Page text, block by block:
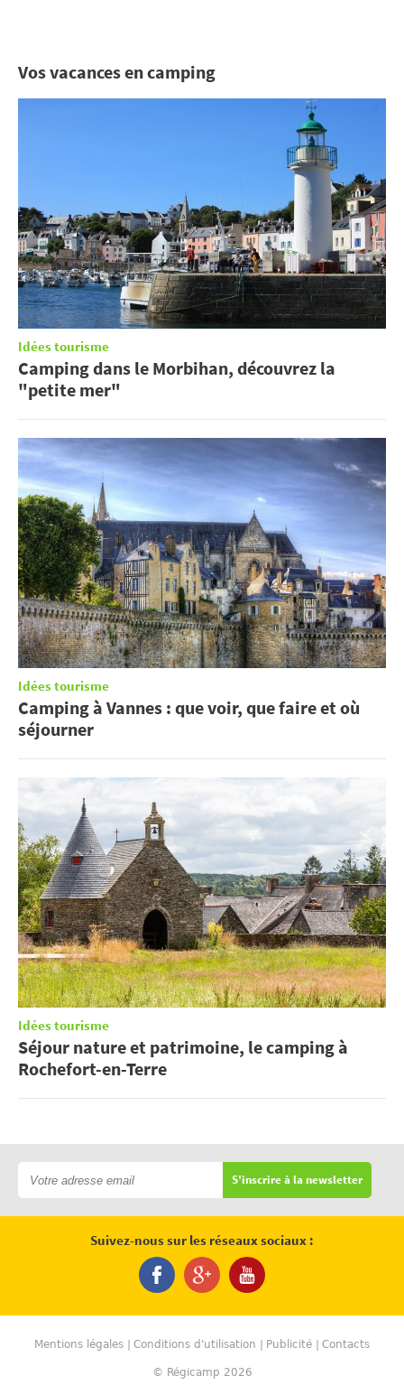
Vos vacances en camping
Idées tourisme
Camping dans le Morbihan, découvrez la
"petite mer"
Idées tourisme
Camping à Vannes : que voir, que faire et où
séjourner
Idées tourisme
Séjour nature et patrimoine, le camping à
Rochefort-en-Terre
S'inscrire à la newsletter
Suivez-nous sur les réseaux sociaux :
Mentions légales Conditions d'utilisation Publicité Contacts
© Régicamp 2026